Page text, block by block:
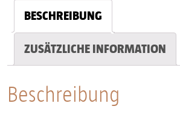
BESCHREIBUNG
ZUSÄTZLICHE INFORMATION
Beschreibung